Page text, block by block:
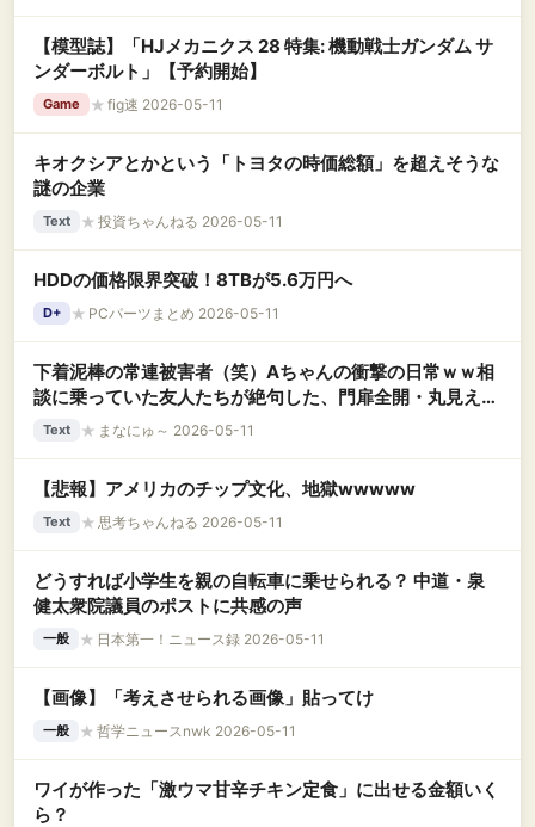
【模型誌】「HJメカニクス 28 特集: 機動戦士ガンダム サ
ンダーボルト」【予約開始】
Game ★ fig速 2026-05-11
キオクシアとかという「トヨタの時価総額」を超えそうな
謎の企業
Text ★ 投資ちゃんねる 2026-05-11
HDDの価格限界突破！8TBが5.6万円へ
D+ ★ PCパーツまとめ 2026-05-11
下着泥棒の常連被害者（笑）Aちゃんの衝撃の日常ｗｗ相
談に乗っていた友人たちが絶句した、門扉全開・丸見えカ
ーポートでの『下着干し』←何を思ってそこに干したの
Text ★ まなにゅ～ 2026-05-11
【悲報】アメリカのチップ文化、地獄wwwww
Text ★ 思考ちゃんねる 2026-05-11
どうすれば小学生を親の自転車に乗せられる？ 中道・泉
健太衆院議員のポストに共感の声
一般 ★ 日本第一！ニュース録 2026-05-11
【画像】「考えさせられる画像」貼ってけ
一般 ★ 哲学ニュースnwk 2026-05-11
ワイが作った「激ウマ甘辛チキン定食」に出せる金額いく
ら？